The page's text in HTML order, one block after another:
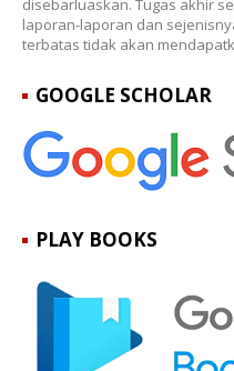
disebarluaskan. Tugas akhir
laporan-laporan dan
terbatas tidak akan
GOOGLE SCHOLAR
PLAY BOOKS